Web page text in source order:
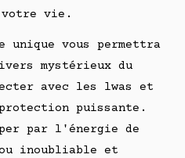
votre vie.
unique vous permettra
mystérieux du
avec les lwas et
puissante.
par l'énergie de
inoubliable et